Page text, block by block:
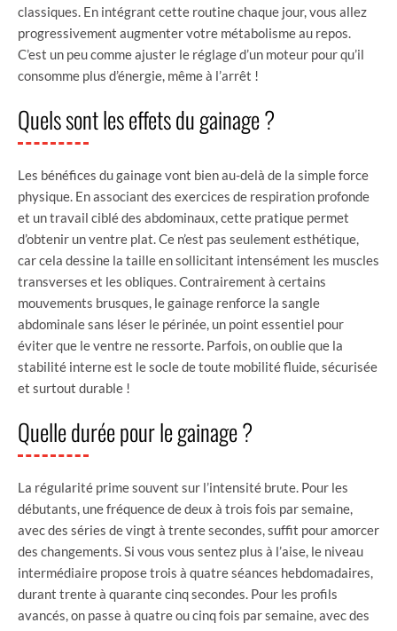
classiques. En intégrant cette routine chaque jour, vous allez
progressivement augmenter votre métabolisme au repos.
C’est un peu comme ajuster le réglage d’un moteur pour qu’il
consomme plus d’énergie, même à l’arrêt !
Quels sont les effets du gainage ?
Les bénéfices du gainage vont bien au-delà de la simple force
physique. En associant des exercices de respiration profonde
et un travail ciblé des abdominaux, cette pratique permet
d’obtenir un ventre plat. Ce n’est pas seulement esthétique,
car cela dessine la taille en sollicitant intensément les muscles
transverses et les obliques. Contrairement à certains
mouvements brusques, le gainage renforce la sangle
abdominale sans léser le périnée, un point essentiel pour
éviter que le ventre ne ressorte. Parfois, on oublie que la
stabilité interne est le socle de toute mobilité fluide, sécurisée
et surtout durable !
Quelle durée pour le gainage ?
La régularité prime souvent sur l’intensité brute. Pour les
débutants, une fréquence de deux à trois fois par semaine,
avec des séries de vingt à trente secondes, suffit pour amorcer
des changements. Si vous vous sentez plus à l’aise, le niveau
intermédiaire propose trois à quatre séances hebdomadaires,
durant trente à quarante cinq secondes. Pour les profils
avancés, on passe à quatre ou cinq fois par semaine, avec des